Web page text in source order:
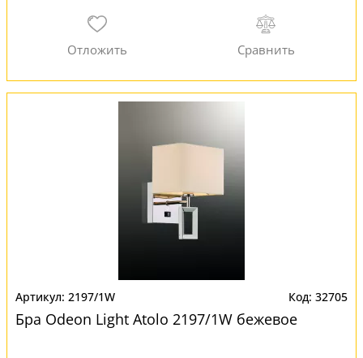
2197/1W 32705
Бра Odeon Light Atolo 2197/1W бежевое